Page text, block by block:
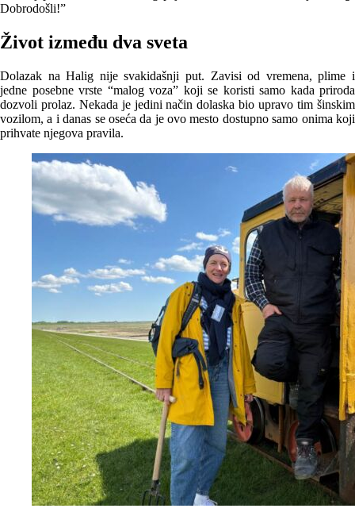
Dobrodošli!”
Život između dva sveta
Dolazak na Halig nije svakidašnji put. Zavisi od vremena, plime i
jedne posebne vrste “malog voza” koji se koristi samo kada priroda
dozvoli prolaz. Nekada je jedini način dolaska bio upravo tim šinskim
vozilom, a i danas se oseća da je ovo mesto dostupno samo onima koji
prihvate njegova pravila.